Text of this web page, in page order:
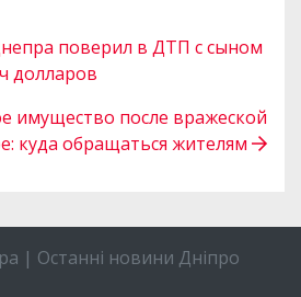
поверил в ДТП с сыном
долларов
имущество после вражеской
куда обращаться жителям
| Останні новини Дніпро